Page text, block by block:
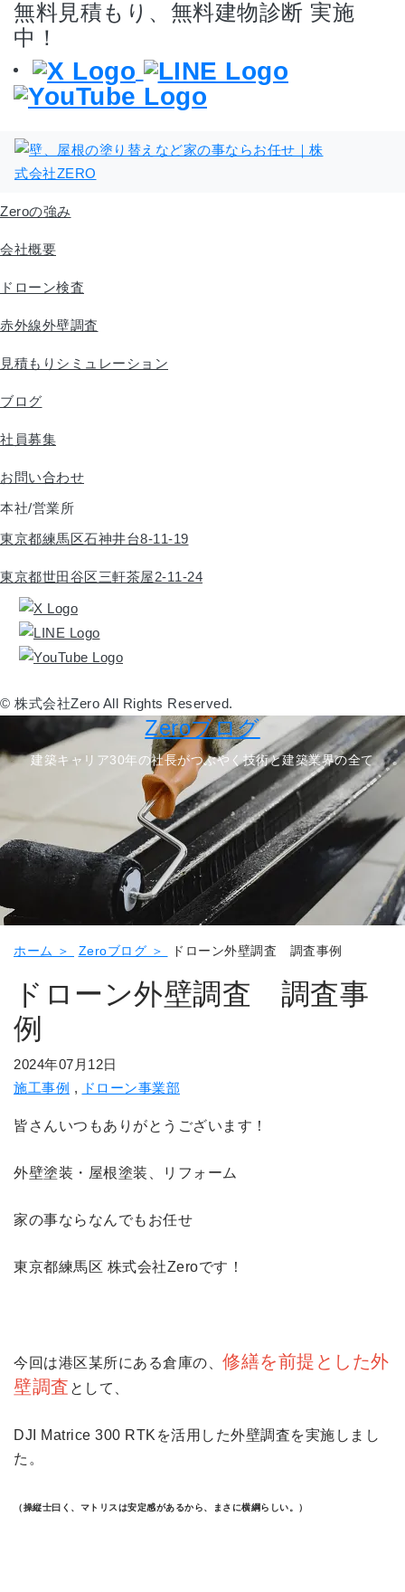
無料見積もり、無料建物診断 実施
中！
Zeroの強み
会社概要
ドローン検査
赤外線外壁調査
見積もりシミュレーション
ブログ
社員募集
お問い合わせ
本社/営業所
東京都練馬区石神井台8-11-19
東京都世田谷区三軒茶屋2-11-24
© 株式会社Zero All Rights Reserved.
Zeroブログ
建築キャリア30年の社長がつぶやく技術と建築業界の全て
ホーム ＞ Zeroブログ ＞ ドローン外壁調査 調査事例
ドローン外壁調査 調査事
例
2024年07月12日
施工事例 , ドローン事業部
皆さんいつもありがとうございます！
外壁塗装・屋根塗装、リフォーム
家の事ならなんでもお任せ
東京都練馬区 株式会社Zeroです！
今回は港区某所にある倉庫の、 修繕を前提とした外
壁調査 として、
DJI Matrice 300 RTKを活用した外壁調査を実施しまし
た。
（操縦士曰く、マトリスは安定感があるから、まさに横綱らしい。）